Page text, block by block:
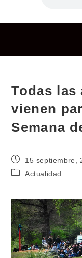
Todas las
vienen
Semana
15 septiembre,
Actualidad